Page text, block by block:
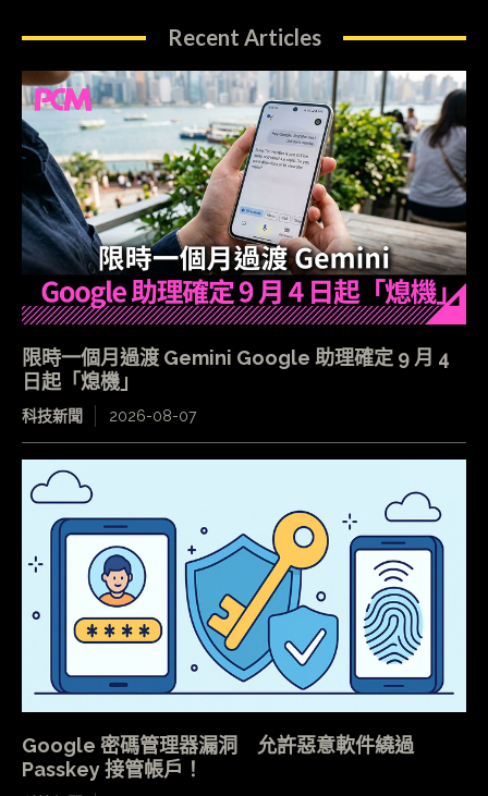
Recent Articles
限時一個月過渡 Gemini Google 助理確定 9 月 4
日起「熄機」
科技新聞 2026-08-07
Google 密碼管理器漏洞 允許惡意軟件繞過
Passkey 接管帳戶！